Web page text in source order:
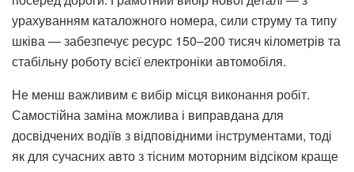
урахуванням каталожного номера, сили струму та типу
шківа — забезпечує ресурс 150–200 тисяч кілометрів та
стабільну роботу всієї електроніки автомобіля.
Не менш важливим є вибір місця виконання робіт.
Самостійна заміна можлива і виправдана для
досвідчених водіїв з відповідними інструментами, тоді
як для сучасних авто з тісним моторним відсіком краще